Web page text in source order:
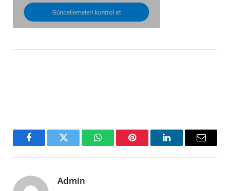
FacebookTwitter WhatsAppPinterest LinkedInEmail
Admin